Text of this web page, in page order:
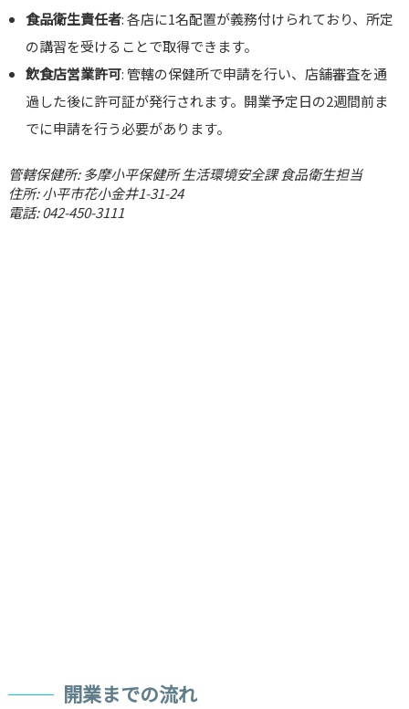
食品衛生責任者: 各店に1名配置が義務付けられており、所定
の講習を受けることで取得できます。
飲食店営業許可: 管轄の保健所で申請を行い、店舗審査を通
過した後に許可証が発行されます。開業予定日の2週間前ま
でに申請を行う必要があります。
管轄保健所: 多摩小平保健所 生活環境安全課 食品衛生担当
住所: 小平市花小金井1-31-24
電話: 042-450-3111
開業までの流れ